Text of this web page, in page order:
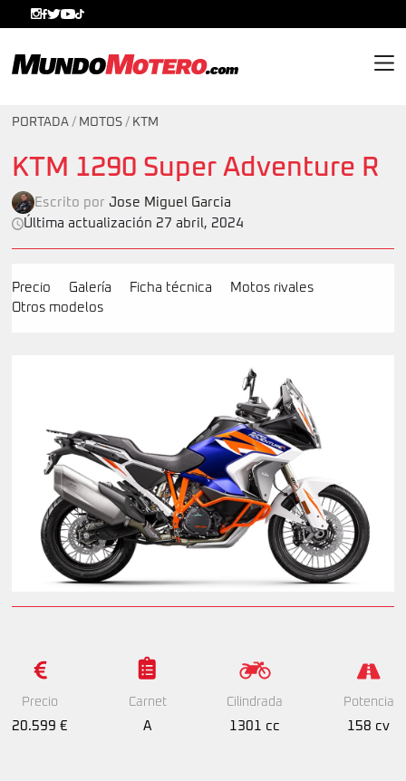
PORTADA / MOTOS / KTM
KTM 1290 Super Adventure R
Escrito por Jose Miguel Garcia
Última actualización 27 abril, 2024
Precio Galería Ficha técnica
Motos rivales
Otros modelos
Precio
20.599 €
Carnet
A
Cilindrada
1301 cc
Potencia
158 cv